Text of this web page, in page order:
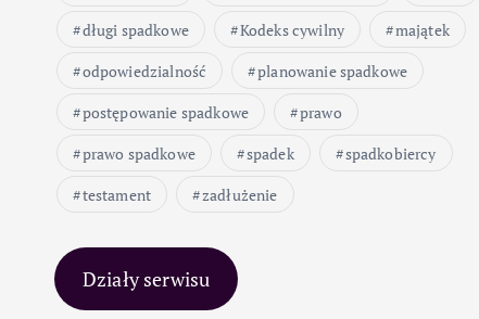
długi spadkowe
Kodeks cywilny
majątek
odpowiedzialność
planowanie spadkowe
postępowanie spadkowe
prawo
prawo spadkowe
spadek
spadkobiercy
testament
zadłużenie
Działy serwisu